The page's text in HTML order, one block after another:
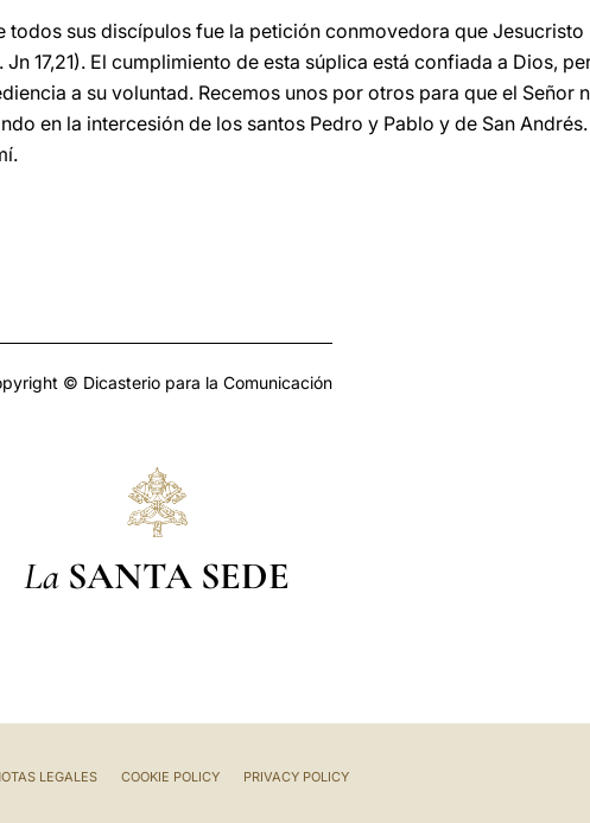
todos sus discípulos fue la petición conmovedora que Jesucristo
17,21). El cumplimiento de esta súplica está confiada a Dios,
a su voluntad. Recemos unos por otros para que el Señor
en la intercesión de los santos Pedro y Pablo y de San
© Dicasterio para la Comunicación
La SANTA SEDE
LEGALES COOKIE POLICY PRIVACY POLICY